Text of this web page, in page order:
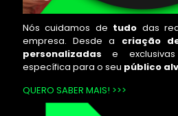
Nós cuidamos de tudo das
empresa. Desde a criação
personalizadase
específica para o seu público
QUERO SABER MAIS! >>>